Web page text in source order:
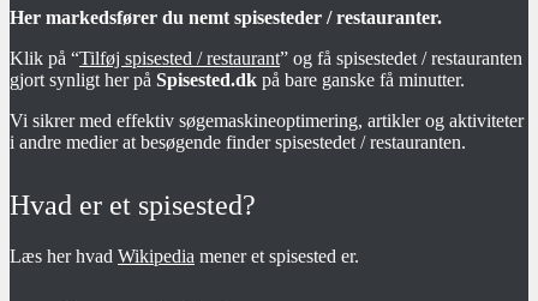
Her markedsfører du nemt spisesteder / restauranter.
Klik på “Tilføj spisested / restaurant” og få spisestedet / restauranten
gjort synligt her på Spisested.dk på bare ganske få minutter.
Vi sikrer med effektiv søgemaskineoptimering, artikler og aktiviteter
i andre medier at besøgende finder spisestedet / restauranten.
Hvad er et spisested?
Læs her hvad Wikipedia mener et spisested er.